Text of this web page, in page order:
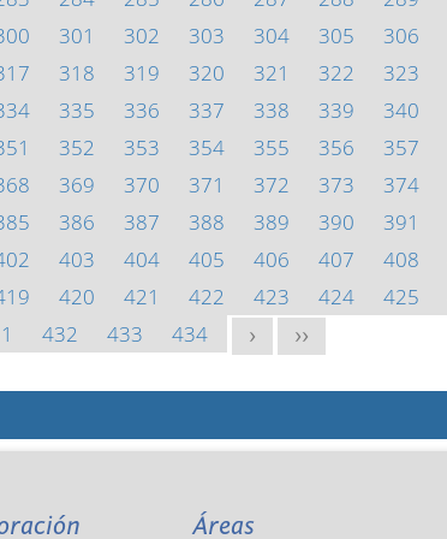
301 302 303 304 305 306
318 319 320 321 322 323
335 336 337 338 339 340
352 353 354 355 356 357
369 370 371 372 373 374
386 387 388 389 390 391
403 404 405 406 407 408
420 421 422 423 424 425
432 433 434 > >>
Áreas